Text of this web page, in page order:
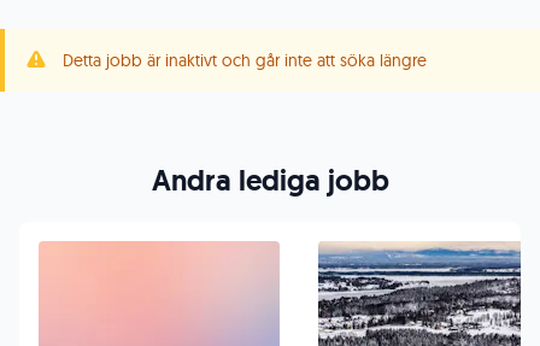
Detta jobb är inaktivt och går inte att söka längre
Andra lediga jobb